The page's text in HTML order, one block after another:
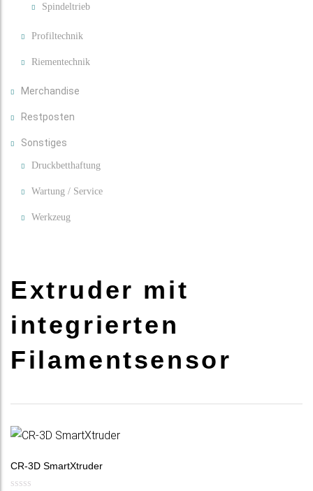
Spindeltrieb
Profiltechnik
Riementechnik
Merchandise
Restposten
Sonstiges
Druckbetthaftung
Wartung / Service
Werkzeug
Extruder mit
integrierten
Filamentsensor
CR-3D SmartXtruder